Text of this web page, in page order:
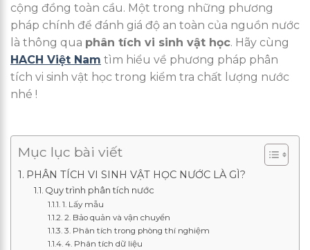
cộng đồng toàn cầu. Một trong những phương
pháp chính để đánh giá độ an toàn của nguồn nước
là thông qua phân tích vi sinh vật học. Hãy cùng
HACH Việt Nam tìm hiểu về phương pháp phân
tích vi sinh vật học trong kiểm tra chất lượng nước
nhé !
Mục lục bài viết
PHÂN TÍCH VI SINH VẬT HỌC NƯỚC LÀ GÌ?
Quy trình phân tích nước
1. Lấy mẫu
2. Bảo quản và vận chuyển
3. Phân tích trong phòng thí nghiệm
4. Phân tích dữ liệu